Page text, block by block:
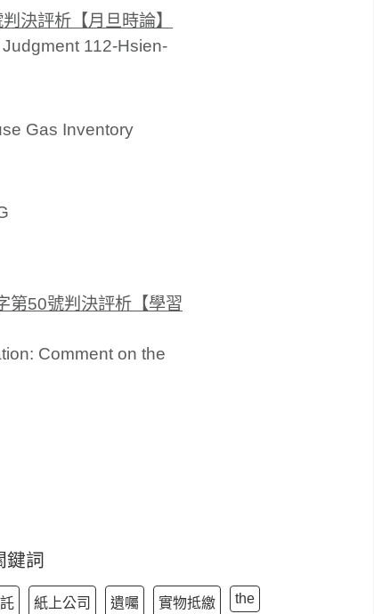
決評析【月旦時論】
112-Hsien-
Gas Inventory
第50號判決評析【學習
Comment on the
鍵詞
紙上公司 遺囑 實物抵繳 the